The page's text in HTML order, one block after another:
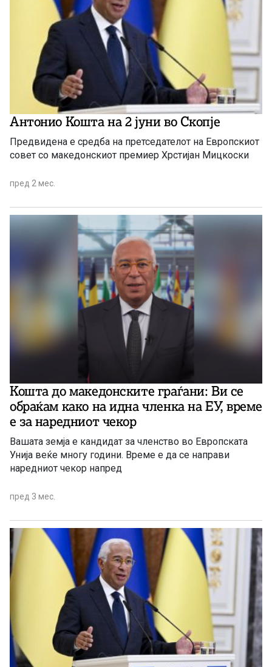
Антонио Кошта на 2 јуни во Скопје
Предвидена е средба на претседателот на Европскиот
совет со македонскиот премиер Хрстијан Мицкоски
пред 2 мес.
Кошта до македонските граѓани: Ви се
обраќам како на идна членка на ЕУ, време
е за наредниот чекор
Вашата земја е кандидат за членство во Европската
Унија веќе многу години. Време е да се направи
наредниот чекор напред
пред 3 мес.